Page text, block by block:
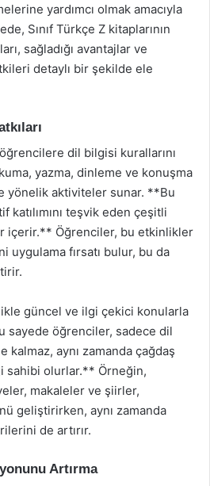
yardımcı olmak amacıyla
Sınıf Türkçe Z kitaplarının
sağladığı avantajlar ve
detaylı bir şekilde ele
dil bilgisi kurallarını
yazma, dinleme ve konuşma
yönelik aktiviteler sunar. **Bu
katılımını teşvik eden çeşitli
içerir.** Öğrenciler, bu etkinlikler
uygulama fırsatı bulur, bu da
güncel ve ilgi çekici konularla
sayede öğrenciler, sadece dil
aynı zamanda çağdaş
sahibi olurlar.** Örneğin,
makaleler ve şiirler,
geliştirirken, aynı zamanda
de artırır.
Artırma